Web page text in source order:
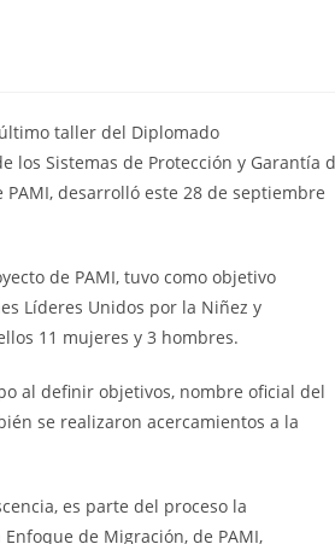
taller del Diplomado
los Sistemas de Protección y Garantía
desarrolló este 28 de septiembre
de PAMI, tuvo como objetivo
Líderes Unidos por la Niñez y
11 mujeres y 3 hombres.
al definir objetivos, nombre oficial del
se realizaron acercamientos a la
es parte del proceso la
de Migración, de PAMI,